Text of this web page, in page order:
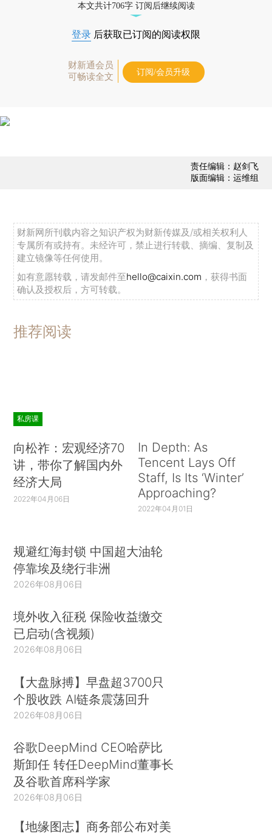
本文共计706字 订阅后继续阅读
登录 后获取已订阅的阅读权限
财新通会员
可畅读全文
订阅/会员升级
责任编辑：赵剑飞
版面编辑：运维组
财新网所刊载内容之知识产权为财新传媒及/或相关权利人
专属所有或持有。未经许可，禁止进行转载、摘编、复制及
建立镜像等任何使用。
如有意愿转载，请发邮件至hello@caixin.com ，获得书面
确认及授权后，方可转载。
推荐阅读
私房课
向松祚：宏观经济70
讲，带你了解国内外
经济大局
2022年04月06日
In Depth: As
Tencent Lays Off
Staff, Is Its ‘Winter’
Approaching?
2022年04月01日
规避红海封锁 中国超大油轮
停靠埃及绕行非洲
2026年08月06日
境外收入征税 保险收益缴交
已启动(含视频)
2026年08月06日
【大盘脉搏】早盘超3700只
个股收跌 AI链条震荡回升
2026年08月06日
谷歌DeepMind CEO哈萨比
斯卸任 转任DeepMind董事长
及谷歌首席科学家
2026年08月06日
【地缘图志】商务部公布对美